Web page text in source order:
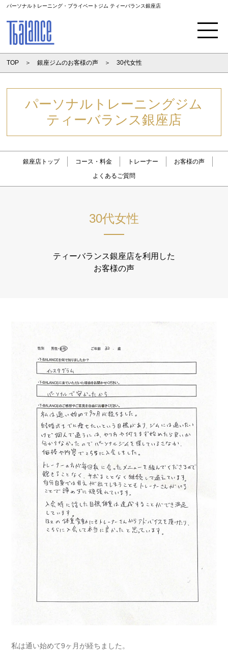
パーソナルトレーニング・プライベートジム ティーバランス銀座店
TOP 銀座ジムのお客様の声 30代女性
パーソナルトレーニングジム
ティーバランス銀座店
銀座店トップ コース・料金 トレーナー
お客様の声
よくあるご質問
30代女性
ティーバランス銀座店を利用した
お客様の声
私は通い始めて9ヶ月が経ちました。